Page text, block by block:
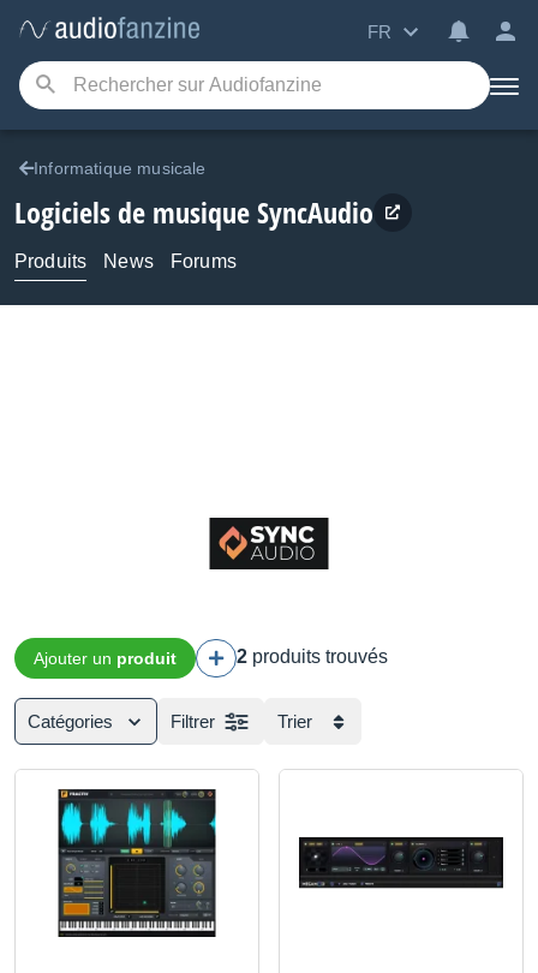
FR
Informatique musicale
Logiciels de musiqueSyncAudio
Produits News Forums
Ajouter un produit 2 produits trouvés
Catégories Filtrer Trier